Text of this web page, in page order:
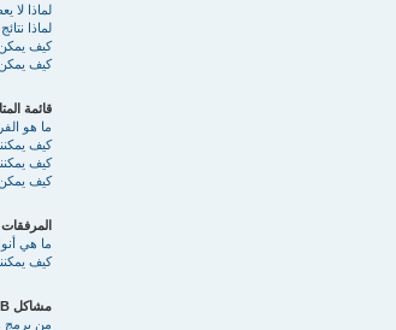
لماذا لا
لماذا
كيف
كيف يمكن
قائمة
ما هو
كيف
كيف
كيف يمكن
المرفقات
ما هي
كيف
مشاكل phpBB
من برمج